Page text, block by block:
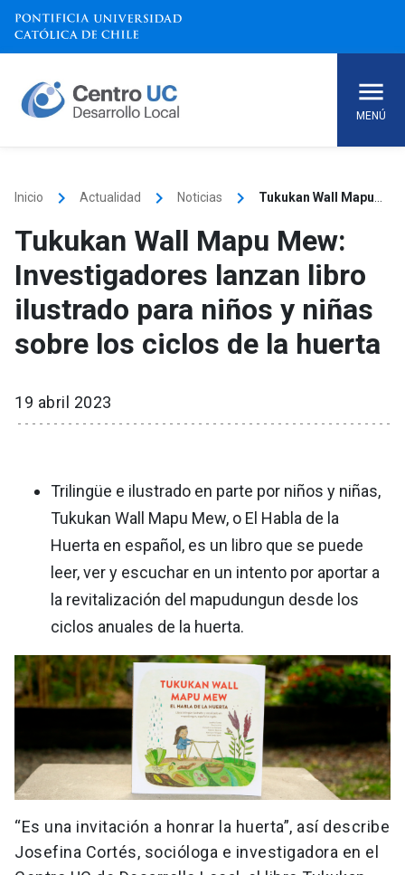
Skip
content
MENÚ
Inicio keyboard_arrow_right Actualidad keyboard_arrow_right Noticias keyboard_arrow_right
Tukukan Wall Mapu Mew:
Investigadores lanzan libro
ilustrado para niños y niñas
sobre los ciclos de la huerta
19 abril 2023
Trilingüe e ilustrado en parte por niños y niñas,
Tukukan Wall Mapu Mew, o El Habla de la
Huerta en español, es un libro que se puede
leer, ver y escuchar en un intento por aportar a
la revitalización del mapudungun desde los
ciclos anuales de la huerta.
“Es una invitación a honrar la huerta”, así describe
Josefina Cortés, socióloga e investigadora en el